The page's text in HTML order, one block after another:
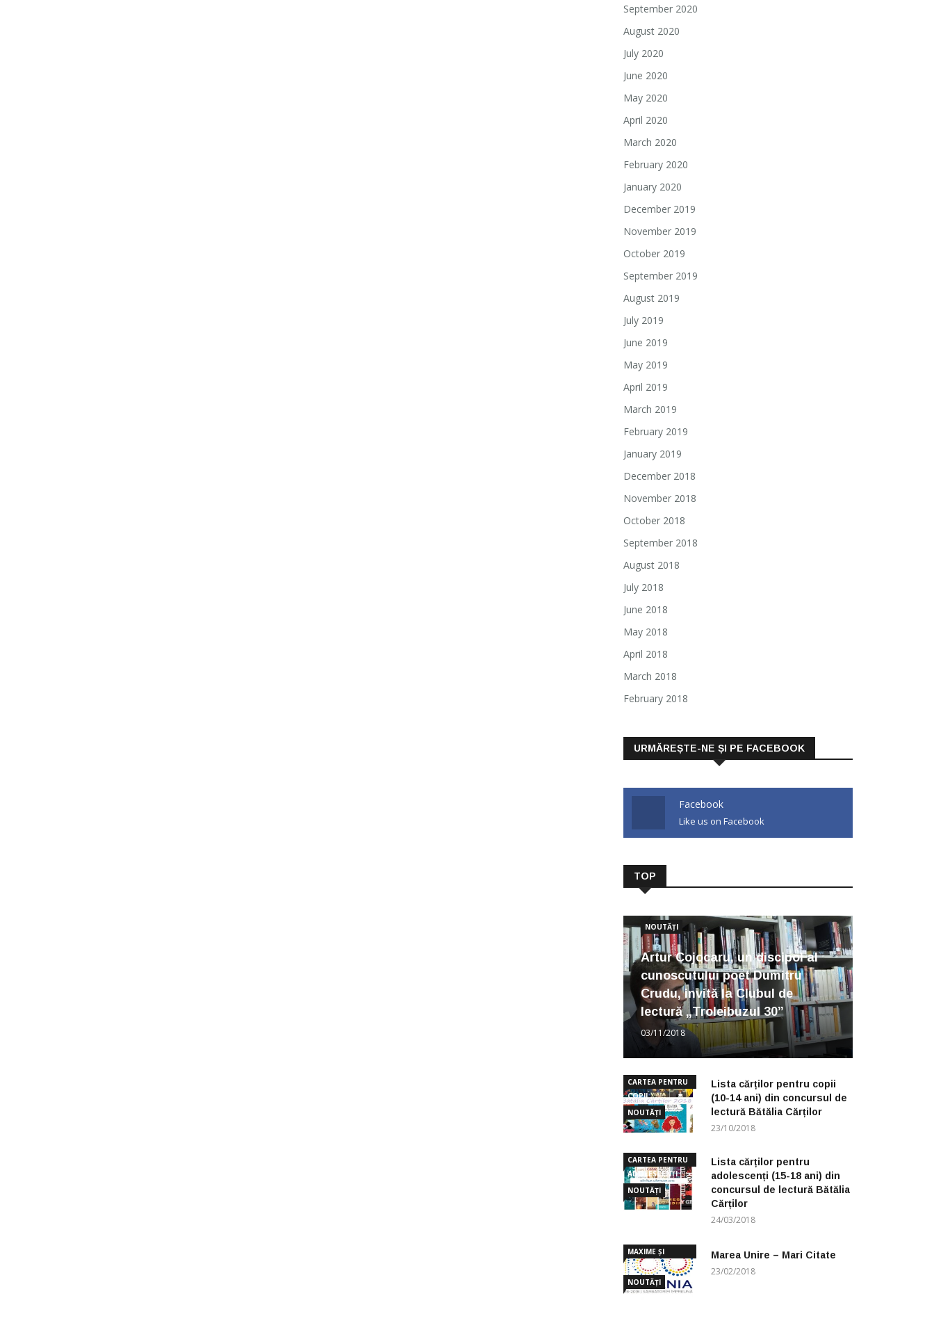
September 2020
August 2020
July 2020
June 2020
May 2020
April 2020
March 2020
February 2020
January 2020
December 2019
November 2019
October 2019
September 2019
August 2019
July 2019
June 2019
May 2019
April 2019
March 2019
February 2019
January 2019
December 2018
November 2018
October 2018
September 2018
August 2018
July 2018
June 2018
May 2018
April 2018
March 2018
February 2018
URMĂREȘTE-NE ȘI PE FACEBOOK
Facebook
Like us on Facebook
TOP
NOUTĂȚI
Artur Cojocaru, un discipol al
cunoscutului poet Dumitru
Crudu, invită la Clubul de
lectură „Troleibuzul 30”
03/11/2018
CARTEA PENTRU
COPII
NOUTĂȚI
Lista cărților pentru copii
(10-14 ani) din concursul de
lectură Bătălia Cărților
23/10/2018
CARTEA PENTRU
ADOLESCENȚI
NOUTĂȚI
Lista cărților pentru
adolescenți (15-18 ani) din
concursul de lectură Bătălia
Cărților
24/03/2018
MAXIME ȘI
CUGETĂRI
NOUTĂȚI
Marea Unire – Mari Citate
23/02/2018